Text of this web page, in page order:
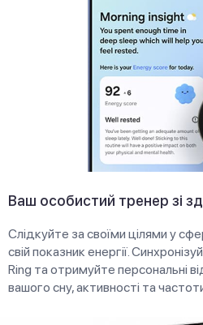
Ваш особистий тренер зі
Слідкуйте за своїми цілями у
свій показник енергії.
Ring та отримуйте персональні
вашого сну, активності та